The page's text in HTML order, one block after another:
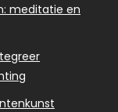
meditatie en